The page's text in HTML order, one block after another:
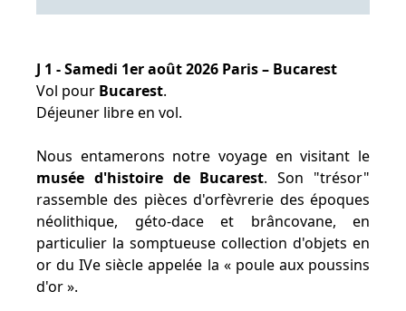
J 1 - Samedi 1er août 2026 Paris – Bucarest
Vol pour Bucarest.
Déjeuner libre en vol.
Nous entamerons notre voyage en visitant le
musée d'histoire de Bucarest. Son "trésor"
rassemble des pièces d'orfèvrerie des époques
néolithique, géto-dace et brâncovane, en
particulier la somptueuse collection d'objets en
or du IVe siècle appelée la « poule aux poussins
d'or ».